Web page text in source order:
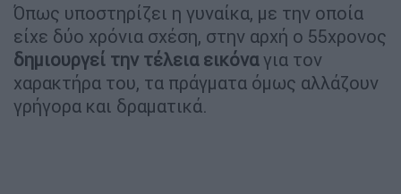
Όπως υποστηρίζει η γυναίκα, με την οποία
είχε δύο χρόνια σχέση, στην αρχή ο 55χρονος
δημιουργεί την τέλεια εικόναγια τον
χαρακτήρα του, τα πράγματα όμως αλλάζουν
γρήγορα και δραματικά.